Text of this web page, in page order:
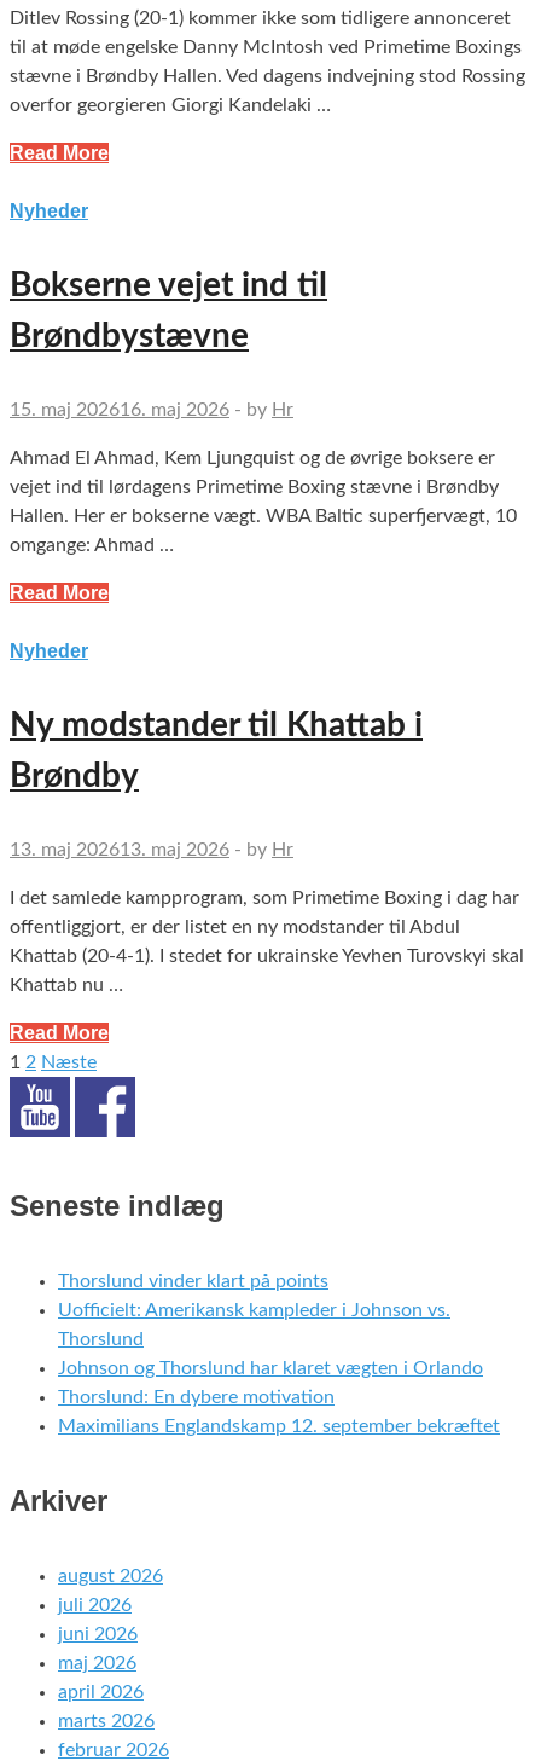
Ditlev Rossing (20-1) kommer ikke som tidligere annonceret
til at møde engelske Danny McIntosh ved Primetime Boxings
stævne i Brøndby Hallen. Ved dagens indvejning stod Rossing
overfor georgieren Giorgi Kandelaki …
Read More
Nyheder
Bokserne vejet ind til
Brøndbystævne
15. maj 202616. maj 2026 - by Hr
Ahmad El Ahmad, Kem Ljungquist og de øvrige boksere er
vejet ind til lørdagens Primetime Boxing stævne i Brøndby
Hallen. Her er bokserne vægt. WBA Baltic superfjervægt, 10
omgange: Ahmad …
Read More
Nyheder
Ny modstander til Khattab i
Brøndby
13. maj 202613. maj 2026 - by Hr
I det samlede kampprogram, som Primetime Boxing i dag har
offentliggjort, er der listet en ny modstander til Abdul
Khattab (20-4-1). I stedet for ukrainske Yevhen Turovskyi skal
Khattab nu …
Read More
Indlægsinddeling
1 2 Næste
Seneste indlæg
Thorslund vinder klart på points
Uofficielt: Amerikansk kampleder i Johnson vs.
Thorslund
Johnson og Thorslund har klaret vægten i Orlando
Thorslund: En dybere motivation
Maximilians Englandskamp 12. september bekræftet
Arkiver
august 2026
juli 2026
juni 2026
maj 2026
april 2026
marts 2026
februar 2026